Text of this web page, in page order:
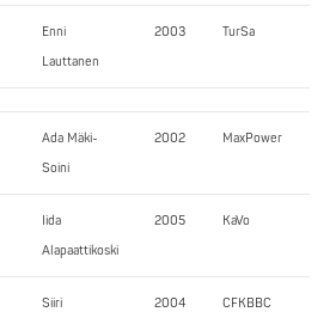
Enni
Lauttanen
2003 TurSa
Ada Mäki-
Soini
2002 MaxPower
Iida
Alapaattikoski
2005 KaVo
Siiri
2004 CFKBBC